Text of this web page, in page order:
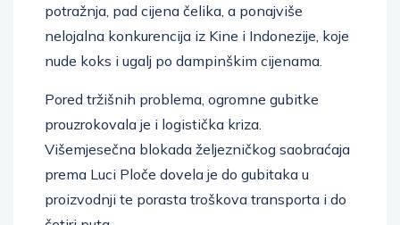
potražnja, pad cijena čelika, a ponajviše
nelojalna konkurencija iz Kine i Indonezije, koje
nude koks i ugalj po dampinškim cijenama.
Pored tržišnih problema, ogromne gubitke
prouzrokovala je i logistička kriza.
Višemjesečna blokada željezničkog saobraćaja
prema Luci Ploče dovela je do gubitaka u
proizvodnji te porasta troškova transporta i do